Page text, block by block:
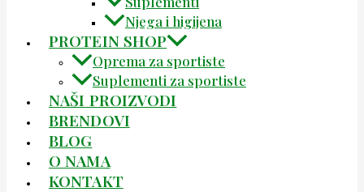
Njega i higijena
PROTEIN SHOP
Oprema za sportiste
Suplementi za sportiste
NAŠI PROIZVODI
BRENDOVI
BLOG
O NAMA
KONTAKT